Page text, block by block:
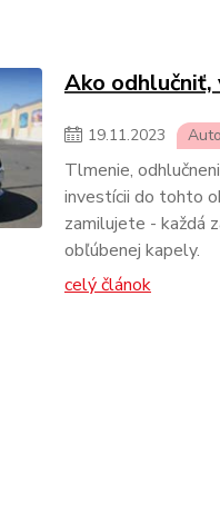
Ako
19.11.2023
Tlmenie,
investícii do tohto
zamilujete - každá
obľúbenej kapely.
celý článok